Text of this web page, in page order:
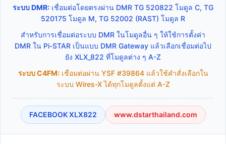
ระบบ DMR: เชื่อมต่อโดยตรงผ่าน DMR TG 520822 โมดูล C, TG
520175 โมดูล M, TG 52002 (RAST) โมดูล R
สำหรับการเชื่อมต่อระบบ DMR ในโมดูลอื่น ๆ ให้ใช้การตั้งค่า
DMR ใน Pi-STAR เป็นแบบ DMR Gateway แล้วเลือกเชื่อมต่อไป
ยัง XLX_822 ที่โมดูลต่าง ๆ A-Z
ระบบ C4FM:เชื่อมต่อผ่าน YSF #39864 แล้วใช้คำสั่งเลือกใน
ระบบ Wires-X ได้ทุกโมดูลตั้งแต่ A-Z
FACEBOOK XLX822 www.dstarthailand.com